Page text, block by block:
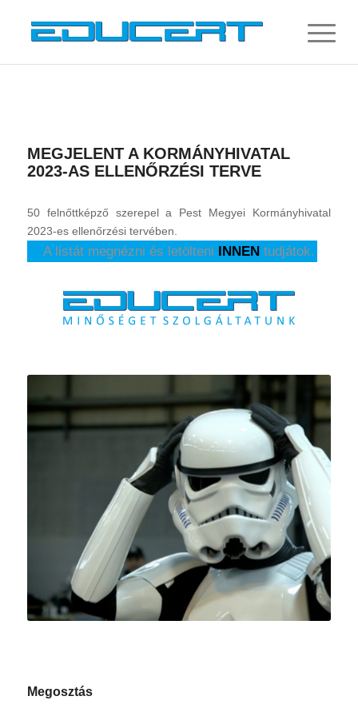
MEGJELENT A KORMÁNYHIVATAL
2023-AS ELLENŐRZÉSI TERVE
50 felnőttképző szerepel a Pest Megyei Kormányhivatal
2023-es ellenőrzési tervében.
A listát megnézni és letölteni INNENtudjátok.
Megosztás